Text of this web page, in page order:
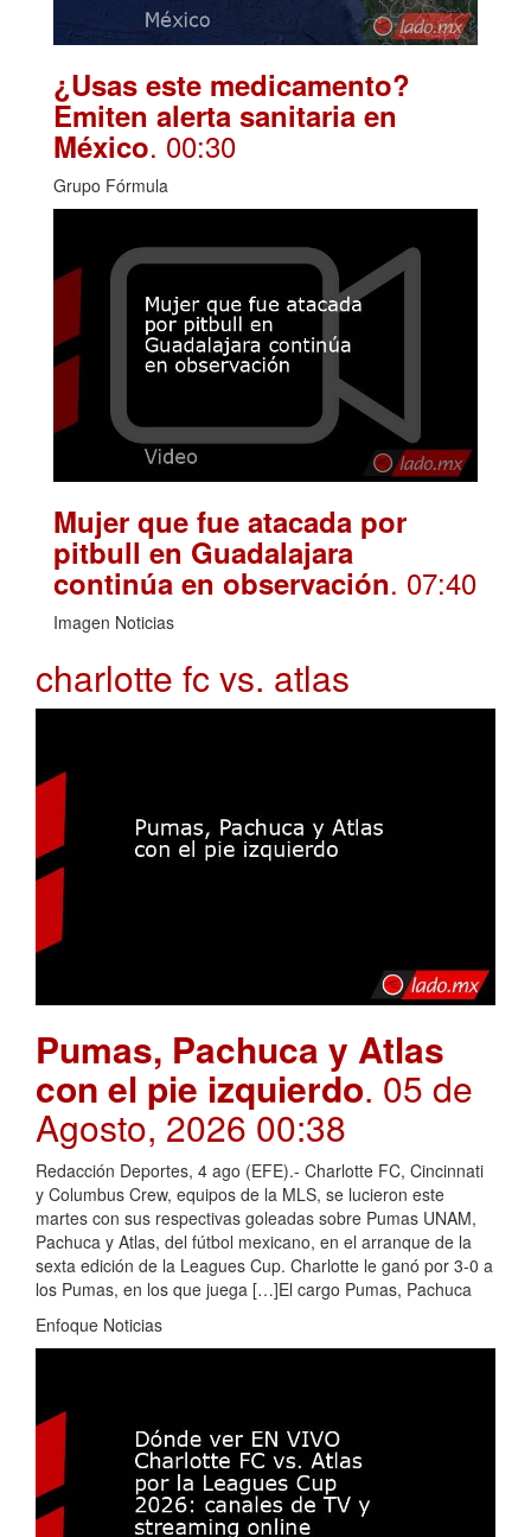
¿Usas este medicamento?
Emiten alerta sanitaria en
México. 00:30
Grupo Fórmula
Mujer que fue atacada por
pitbull en Guadalajara
continúa en observación. 07:40
Imagen Noticias
charlotte fc vs. atlas
Pumas, Pachuca y Atlas
con el pie izquierdo. 05 de
Agosto, 2026 00:38
Redacción Deportes, 4 ago (EFE).- Charlotte FC, Cincinnati
y Columbus Crew, equipos de la MLS, se lucieron este
martes con sus respectivas goleadas sobre Pumas UNAM,
Pachuca y Atlas, del fútbol mexicano, en el arranque de la
sexta edición de la Leagues Cup. Charlotte le ganó por 3-0 a
los Pumas, en los que juega […]El cargo Pumas, Pachuca
Enfoque Noticias